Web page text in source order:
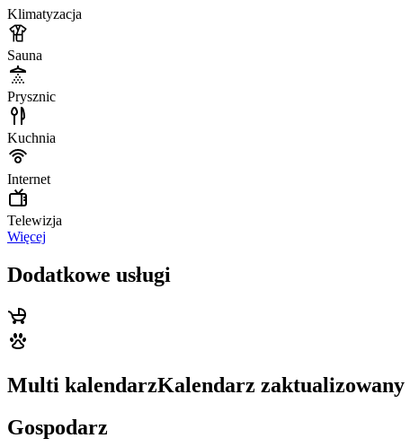
Klimatyzacja
Sauna
Prysznic
Kuchnia
Internet
Telewizja
Więcej
Dodatkowe usługi
Multi kalendarzKalendarz zaktualizowany
Gospodarz